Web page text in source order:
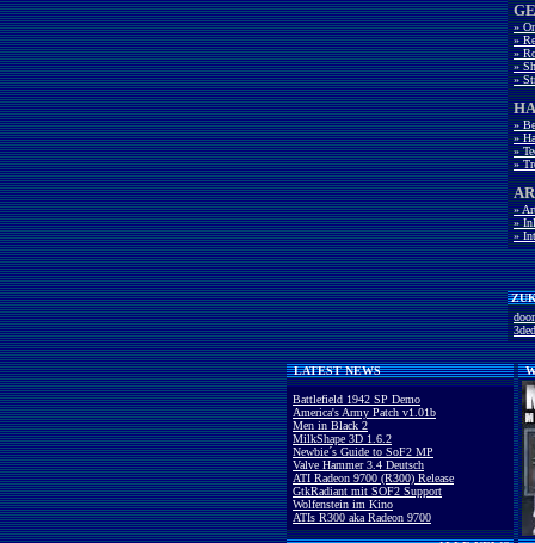
»
»
»
»
»
»
»
»
»
»
»
»
LATEST NEWS
Battlefield 1942 SP Demo
America's Army Patch v1.01b
Men in Black 2
MilkShape 3D 1.6.2
Newbie´s Guide to SoF2 MP
Valve Hammer 3.4 Deutsch
ATI Radeon 9700 (R300) Release
GtkRadiant mit SOF2 Support
Wolfenstein im Kino
ATIs R300 aka Radeon 9700